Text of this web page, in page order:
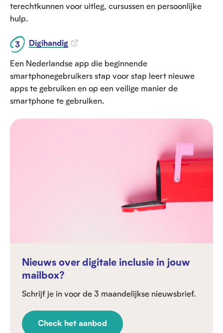
terechtkunnen voor uitleg, cursussen en persoonlijke
hulp.
Digihandig
Een Nederlandse app die beginnende
smartphonegebruikers stap voor stap leert nieuwe
apps te gebruiken en op een veilige manier de
smartphone te gebruiken.
Nieuws over digitale inclusie in jouw
mailbox?
Schrijf je in voor de 3 maandelijkse nieuwsbrief.
Check het aanbod